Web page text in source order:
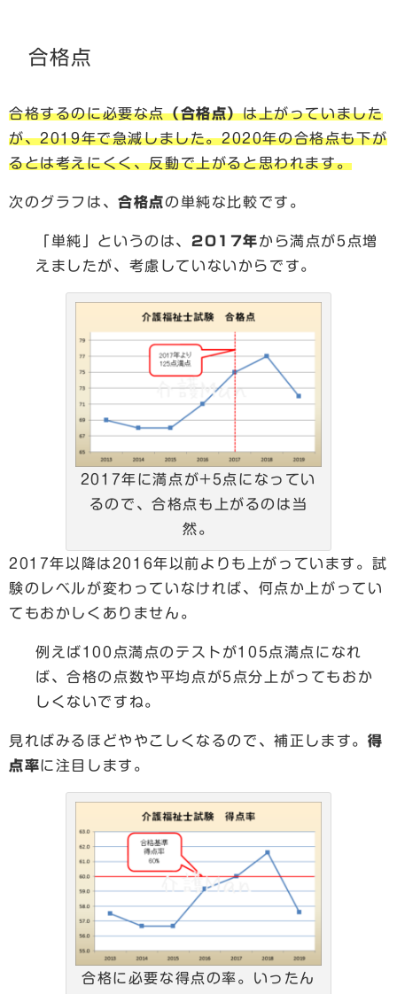
合格点
合格するのに必要な点（合格点）は上がっていました
が、2019年で急減しました。2020年の合格点も下が
るとは考えにくく、反動で上がると思われます。
次のグラフは、合格点の単純な比較です。
「単純」というのは、 2017年から満点が5点増
えましたが、考慮していないからです。
2017年に満点が+5点になってい
るので、合格点も上がるのは当
然。
2017年以降は2016年以前よりも上がっています。試
験のレベルが変わっていなければ、何点か上がってい
てもおかしくありません。
例えば100点満点のテストが105点満点になれ
ば、合格の点数や平均点が5点分上がってもおか
しくないですね。
見ればみるほどややこしくなるので、補正します。 得
点率に注目します。
合格に必要な得点の率。いったん